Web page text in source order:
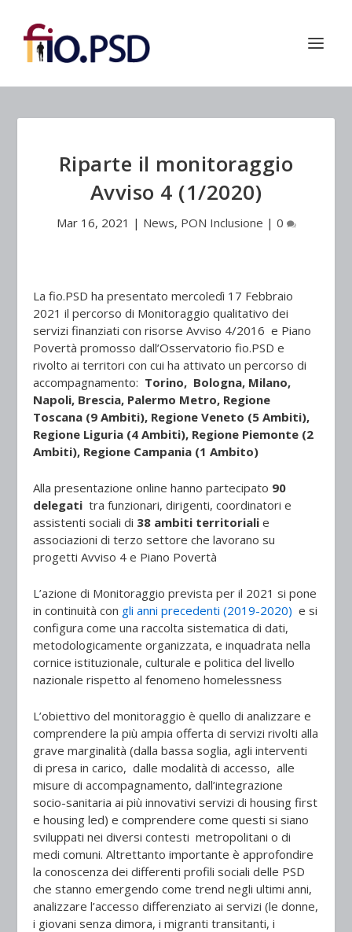
Riparte il monitoraggio
Avviso 4 (1/2020)
Mar 16, 2021 | News, PON Inclusione | 0
La fio.PSD ha presentato mercoledì 17 Febbraio
2021 il percorso di Monitoraggio qualitativo dei
servizi finanziati con risorse Avviso 4/2016 e Piano
Povertà promosso dall’Osservatorio fio.PSD e
rivolto ai territori con cui ha attivato un percorso di
accompagnamento: Torino, Bologna, Milano,
Napoli, Brescia, Palermo Metro, Regione
Toscana (9 Ambiti), Regione Veneto (5 Ambiti),
Regione Liguria (4 Ambiti), Regione Piemonte (2
Ambiti), Regione Campania (1 Ambito)
Alla presentazione online hanno partecipato 90
delegati tra funzionari, dirigenti, coordinatori e
assistenti sociali di 38 ambiti territoriali e
associazioni di terzo settoreche lavorano su
progetti Avviso 4 e Piano Povertà
L’azione di Monitoraggio prevista per il 2021 si pone
in continuità con gli anni precedenti (2019-2020) e si
configura come unaraccolta sistematica di dati,
metodologicamente organizzata, e inquadrata nella
cornice istituzionale, culturale e politica del livello
nazionale rispetto al fenomeno homelessness
L’obiettivo del monitoraggio è quello dianalizzare e
comprendere la più ampia offerta di servizi rivolti alla
grave marginalità (dalla bassa soglia, agli interventi
di presa in carico, dalle modalità di accesso, alle
misure di accompagnamento, dall’integrazione
socio-sanitaria ai più innovativi servizi di housing first
e housing led) e comprendere come questi si siano
sviluppati nei diversi contesti metropolitani o di
medi comuni. Altrettanto importante èapprofondire
la conoscenza dei differenti profili sociali delle PSD
che stanno emergendo come trend negli ultimi anni,
analizzare l’accesso differenziato ai servizi (le donne,
i giovani senza dimora, i migranti transitanti, i